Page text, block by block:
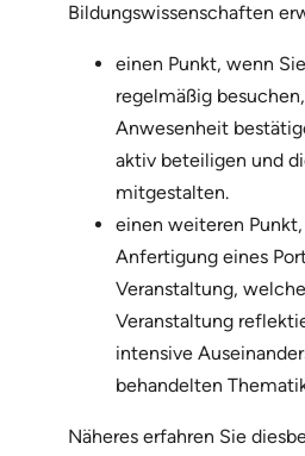
Bildungswissenschaften
einen Punkt, wenn
regelmäßig
Anwesenheit
aktiv beteiligen und
mitgestalten.
einen weiteren
Anfertigung eines
Veranstaltung,
Veranstaltung
intensive
behandelten
Näheres erfahren Sie